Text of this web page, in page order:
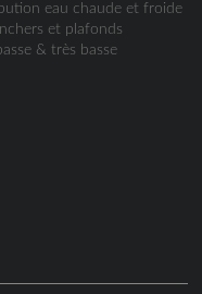
eau chaude et froide
et plafonds
& très basse